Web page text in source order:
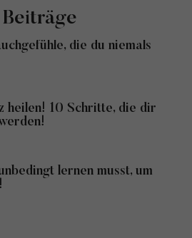
die du niemals
heilen! 10 Schritte, die dir
lernen musst, um